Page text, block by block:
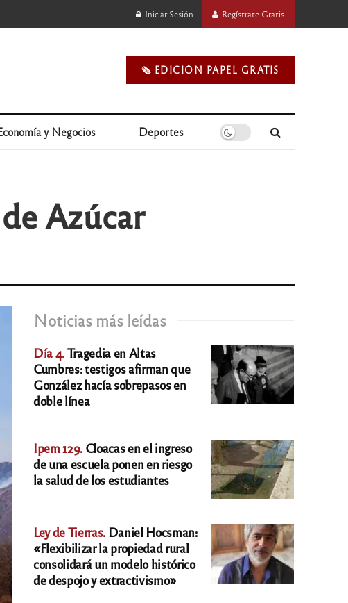
Iniciar Sesión Regístrate Gratis
🗞️ EDICIÓN PAPEL GRATIS
y Negocios Deportes
Azúcar
Noticias más leídas
Día 4.Tragedia en Altas
Cumbres: testigos afirman que
González hacía sobrepasos en
doble línea
Ipem 129. Cloacas en el ingreso
de una escuela ponen en riesgo
la salud de los estudiantes
Ley de Tierras. Daniel Hocsman:
«Flexibilizar la propiedad rural
consolidará un modelo histórico
de despojo y extractivismo»